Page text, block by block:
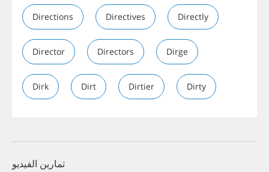
Directions Directives Directly
Director Directors Dirge
Dirk Dirt Dirtier Dirty
تمارين الفيديو